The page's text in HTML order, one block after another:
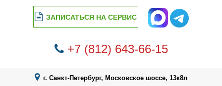
г. Санкт-Петербург, Московское шоссе, 13к8л
+7 (812) 643-66-15
ЗАПИСАТЬСЯ НА СЕРВИС